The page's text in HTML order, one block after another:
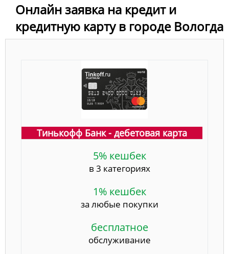
Онлайн заявка на кредит и
кредитную карту в городе Вологда
Тинькофф Банк - дебетовая карта
5% кешбек
в 3 категориях
1% кешбек
за любые покупки
бесплатное
обслуживание